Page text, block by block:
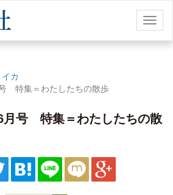
カ
特集＝わたしたちの散歩
月号 特集＝わたしたちの散